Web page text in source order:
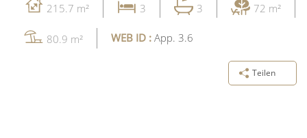
215.7 m² 3 3 72 m²
80.9 m² WEB ID : App. 3.6
Teilen